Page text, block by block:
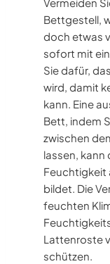
Vermeiden
Bettgestell,
doch etwas
sofort mit
Sie dafür,
wird, damit
kann. Eine
Bett, indem
zwischen
lassen, kann
Feuchtigkeit
bildet. Die
feuchten
Lattenroste
schützen.